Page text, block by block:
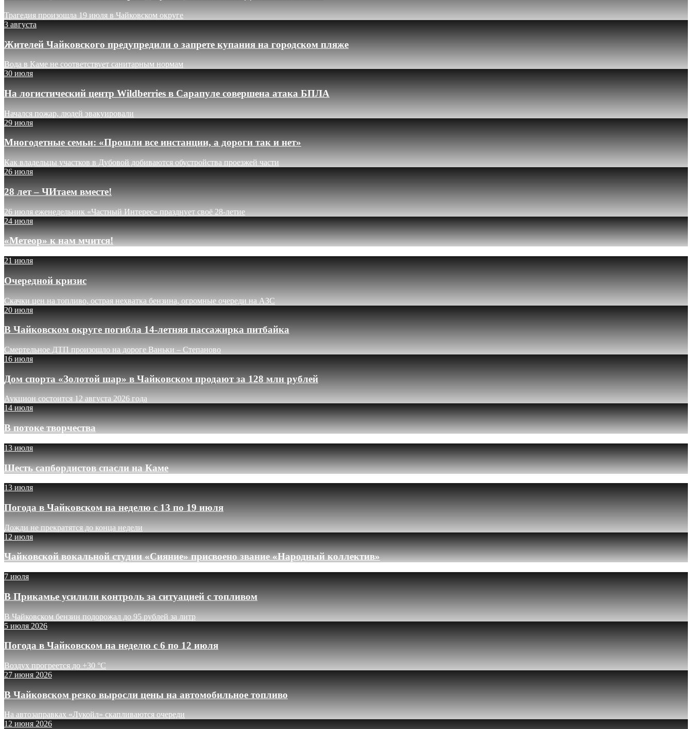
Трагедия произошла 19 июля в Чайковском округе
3 августа
Жителей Чайковского предупредили о запрете купания на городском пляже
Вода в Каме не соответствует санитарным нормам
30 июля
На логистический центр Wildberries в Сарапуле совершена атака БПЛА
Начался пожар, людей эвакуировали
29 июля
Многодетные семьи: «Прошли все инстанции, а дороги так и нет»
Как владельцы участков в Дубовой добиваются обустройства проезжей части
26 июля
28 лет – ЧИтаем вместе!
26 июля еженедельник «Частный Интерес» празднует своё 28-летие
24 июля
«Метеор» к нам мчится!
21 июля
Очередной кризис
Скачки цен на топливо, острая нехватка бензина, огромные очереди на АЗС
20 июля
В Чайковском округе погибла 14-летняя пассажирка питбайка
Смертельное ДТП произошло на дороге Ваньки – Степаново
16 июля
Дом спорта «Золотой шар» в Чайковском продают за 128 млн рублей
Аукцион состоится 12 августа 2026 года
14 июля
В потоке творчества
13 июля
Шесть сапбордистов спасли на Каме
13 июля
Погода в Чайковском на неделю с 13 по 19 июля
Дожди не прекратятся до конца недели
12 июля
Чайковской вокальной студии «Сияние» присвоено звание «Народный коллектив»
7 июля
В Прикамье усилили контроль за ситуацией с топливом
В Чайковском бензин подорожал до 95 рублей за литр
5 июля 2026
Погода в Чайковском на неделю с 6 по 12 июля
Воздух прогреется до +30 °C
27 июня 2026
В Чайковском резко выросли цены на автомобильное топливо
На автозаправках «Лукойл» скапливаются очереди
12 июня 2026